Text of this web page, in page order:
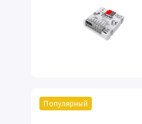
Популярный